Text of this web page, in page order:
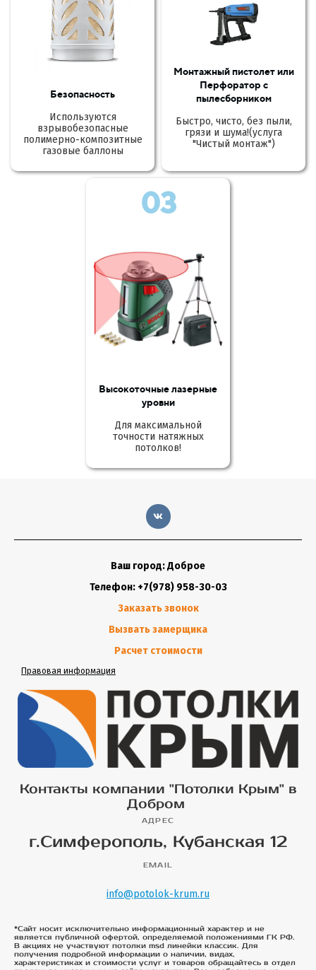
Безопасность
Используются
взрывобезопасные
полимерно-композитные
газовые баллоны
Монтажный пистолет или
Перфоратор с
пылесборником
Быстро, чисто, без пыли,
грязи и шума!(услуга
"Чистый монтаж")
03
Высокоточные лазерные
уровни
Для максимальной
точности натяжных
потолков!
Ваш город: Доброе
Телефон: +7(978) 958-30-03
Заказать звонок
Вызвать замерщика
Расчет стоимости
Правовая информация
Контакты компании "Потолки Крым" в
Добром
АДРЕС
г.Симферополь, Кубанская 12
EMAIL
info@potolok-krum.ru
*Сайт носит исключительно информационный характер и не
является публичной офертой, определяемой положениями ГК РФ.
В акциях не участвуют потолки msd линейки классик. Для
получения подробной информации о наличии, видах,
характеристиках и стоимости услуг и товаров обращайтесь в отдел